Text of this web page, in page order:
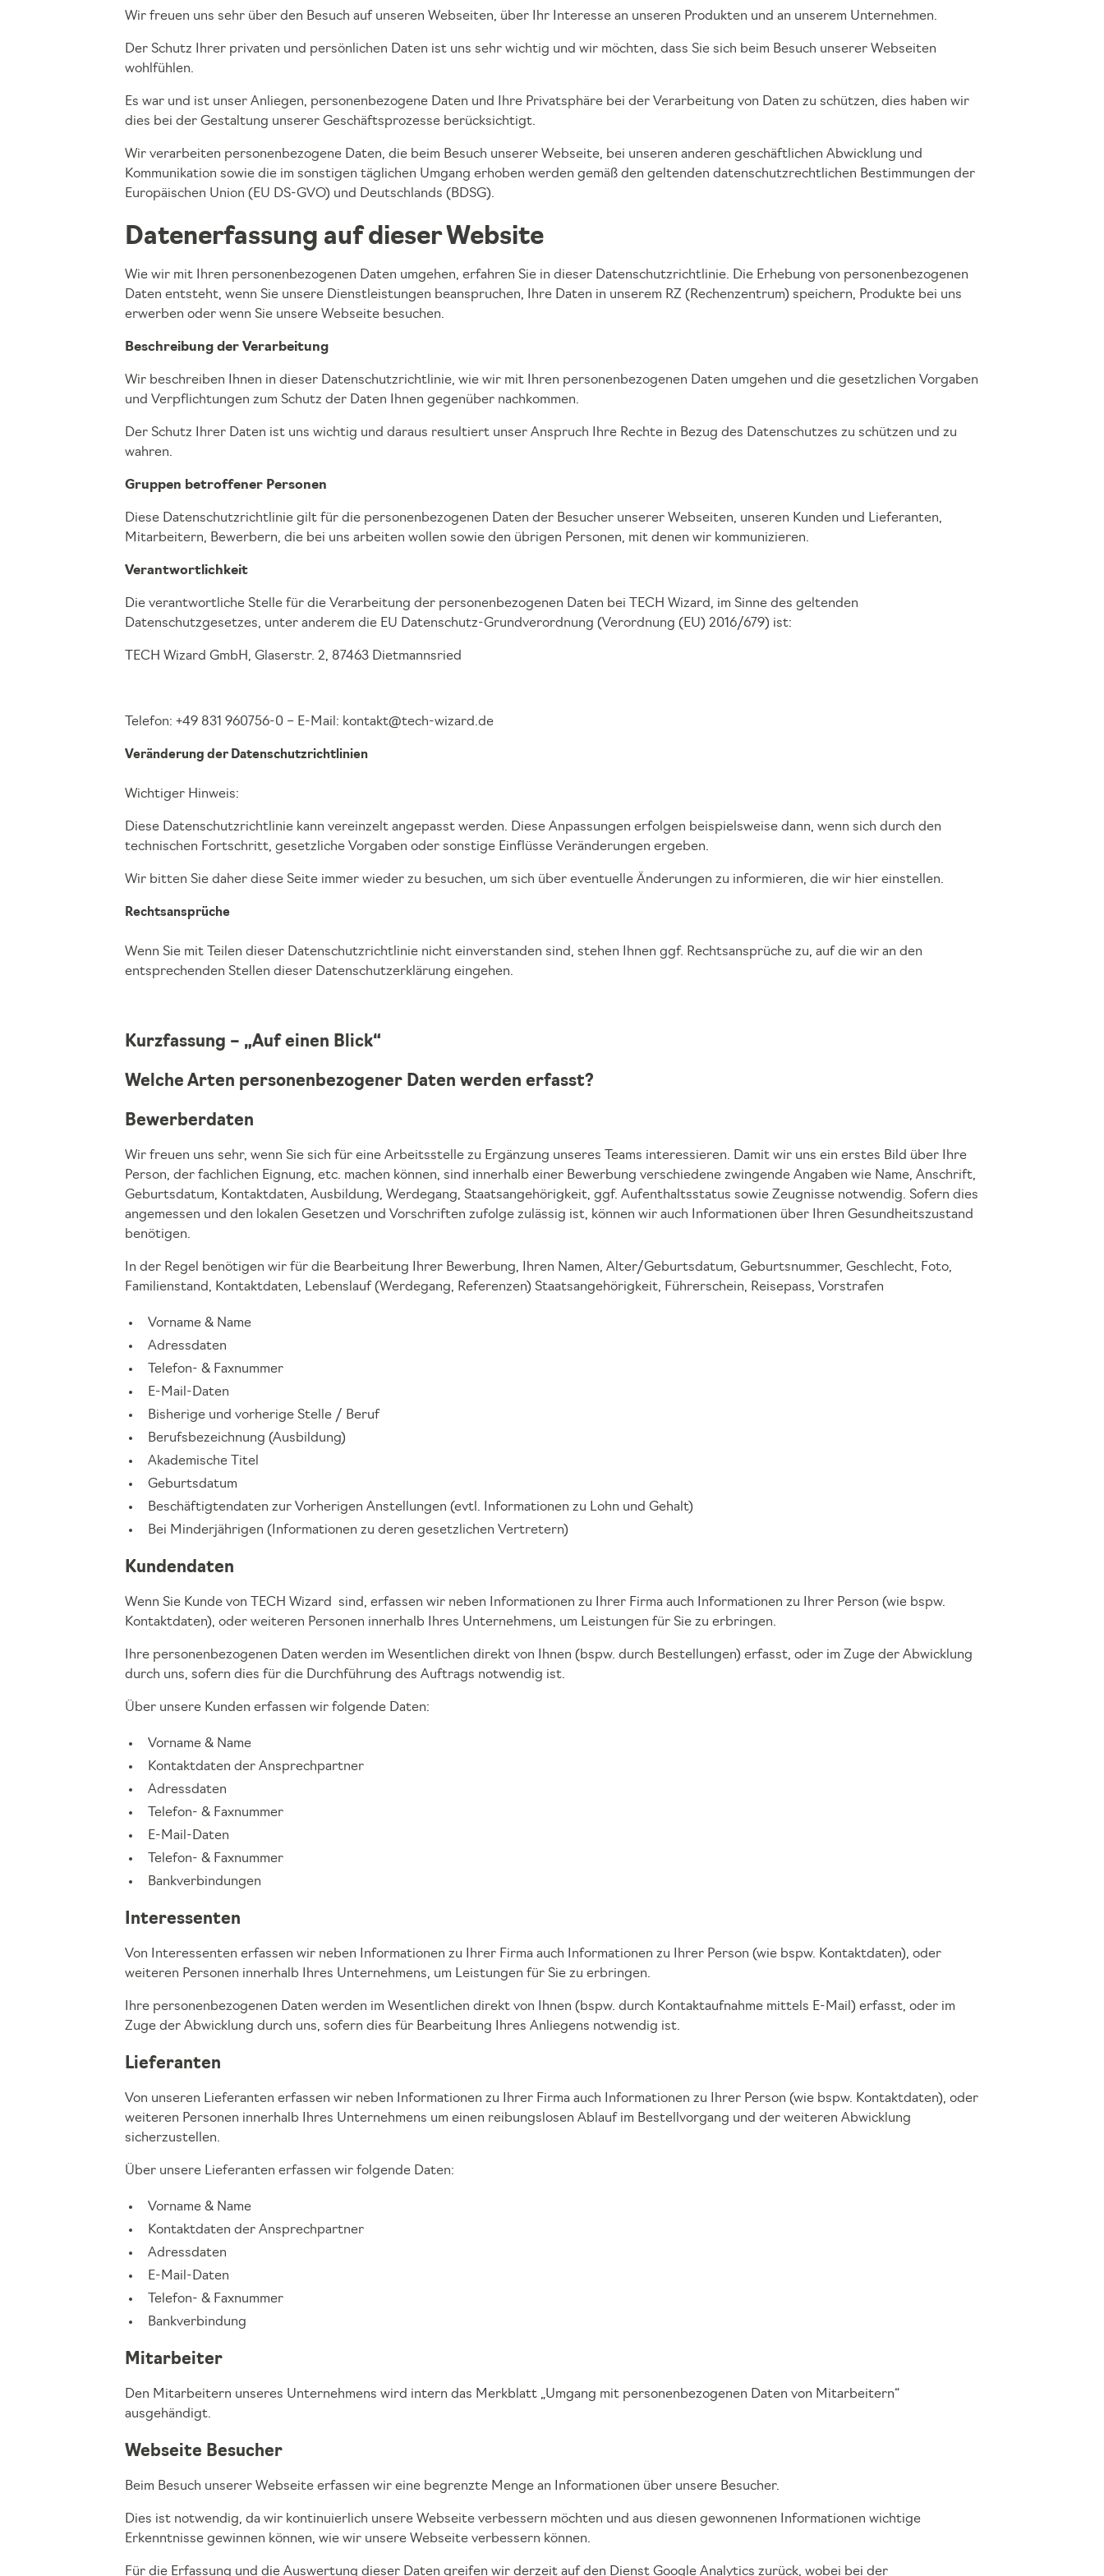
Wir freuen uns sehr über den Besuch auf unseren Webseiten, über Ihr Interesse an unseren Produkten und an unserem Unternehmen.
Der Schutz Ihrer privaten und persönlichen Daten ist uns sehr wichtig und wir möchten, dass Sie sich beim Besuch unserer Webseiten
wohlfühlen.
Es war und ist unser Anliegen, personenbezogene Daten und Ihre Privatsphäre bei der Verarbeitung von Daten zu schützen, dies haben wir
dies bei der Gestaltung unserer Geschäftsprozesse berücksichtigt.
Wir verarbeiten personenbezogene Daten, die beim Besuch unserer Webseite, bei unseren anderen geschäftlichen Abwicklung und
Kommunikation sowie die im sonstigen täglichen Umgang erhoben werden gemäß den geltenden datenschutzrechtlichen Bestimmungen der
Europäischen Union (EU DS-GVO) und Deutschlands (BDSG).
Datenerfassung auf dieser Website
Wie wir mit Ihren personenbezogenen Daten umgehen, erfahren Sie in dieser Datenschutzrichtlinie. Die Erhebung von personenbezogenen
Daten entsteht, wenn Sie unsere Dienstleistungen beanspruchen, Ihre Daten in unserem RZ (Rechenzentrum) speichern, Produkte bei uns
erwerben oder wenn Sie unsere Webseite besuchen.
Beschreibung der Verarbeitung
Wir beschreiben Ihnen in dieser Datenschutzrichtlinie, wie wir mit Ihren personenbezogenen Daten umgehen und die gesetzlichen Vorgaben
und Verpflichtungen zum Schutz der Daten Ihnen gegenüber nachkommen.
Der Schutz Ihrer Daten ist uns wichtig und daraus resultiert unser Anspruch Ihre Rechte in Bezug des Datenschutzes zu schützen und zu
wahren.
Gruppen betroffener Personen
Diese Datenschutzrichtlinie gilt für die personenbezogenen Daten der Besucher unserer Webseiten, unseren Kunden und Lieferanten,
Mitarbeitern, Bewerbern, die bei uns arbeiten wollen sowie den übrigen Personen, mit denen wir kommunizieren.
Verantwortlichkeit
Die verantwortliche Stelle für die Verarbeitung der personenbezogenen Daten bei TECH Wizard, im Sinne des geltenden
Datenschutzgesetzes, unter anderem die EU Datenschutz-Grundverordnung (Verordnung (EU) 2016/679) ist:
TECH Wizard GmbH, Glaserstr. 2, 87463 Dietmannsried
Telefon: +49 831 960756-0 – E-Mail: kontakt@tech-wizard.de
Veränderung der Datenschutzrichtlinien
Wichtiger Hinweis:
Diese Datenschutzrichtlinie kann vereinzelt angepasst werden. Diese Anpassungen erfolgen beispielsweise dann, wenn sich durch den
technischen Fortschritt, gesetzliche Vorgaben oder sonstige Einflüsse Veränderungen ergeben.
Wir bitten Sie daher diese Seite immer wieder zu besuchen, um sich über eventuelle Änderungen zu informieren, die wir hier einstellen.
Rechtsansprüche
Wenn Sie mit Teilen dieser Datenschutzrichtlinie nicht einverstanden sind, stehen Ihnen ggf. Rechtsansprüche zu, auf die wir an den
entsprechenden Stellen dieser Datenschutzerklärung eingehen.
Kurzfassung – „Auf einen Blick“
Welche Arten personenbezogener Daten werden erfasst?
Bewerberdaten
Wir freuen uns sehr, wenn Sie sich für eine Arbeitsstelle zu Ergänzung unseres Teams interessieren. Damit wir uns ein erstes Bild über Ihre
Person, der fachlichen Eignung, etc. machen können, sind innerhalb einer Bewerbung verschiedene zwingende Angaben wie Name, Anschrift,
Geburtsdatum, Kontaktdaten, Ausbildung, Werdegang, Staatsangehörigkeit, ggf. Aufenthaltsstatus sowie Zeugnisse notwendig. Sofern dies
angemessen und den lokalen Gesetzen und Vorschriften zufolge zulässig ist, können wir auch Informationen über Ihren Gesundheitszustand
benötigen.
In der Regel benötigen wir für die Bearbeitung Ihrer Bewerbung, Ihren Namen, Alter/Geburtsdatum, Geburtsnummer, Geschlecht, Foto,
Familienstand, Kontaktdaten, Lebenslauf (Werdegang, Referenzen) Staatsangehörigkeit, Führerschein, Reisepass, Vorstrafen
Vorname & Name
Adressdaten
Telefon- & Faxnummer
E-Mail-Daten
Bisherige und vorherige Stelle / Beruf
Berufsbezeichnung (Ausbildung)
Akademische Titel
Geburtsdatum
Beschäftigtendaten zur Vorherigen Anstellungen (evtl. Informationen zu Lohn und Gehalt)
Bei Minderjährigen (Informationen zu deren gesetzlichen Vertretern)
Kundendaten
Wenn Sie Kunde von TECH Wizard sind, erfassen wir neben Informationen zu Ihrer Firma auch Informationen zu Ihrer Person (wie bspw.
Kontaktdaten), oder weiteren Personen innerhalb Ihres Unternehmens, um Leistungen für Sie zu erbringen.
Ihre personenbezogenen Daten werden im Wesentlichen direkt von Ihnen (bspw. durch Bestellungen) erfasst, oder im Zuge der Abwicklung
durch uns, sofern dies für die Durchführung des Auftrags notwendig ist.
Über unsere Kunden erfassen wir folgende Daten:
Vorname & Name
Kontaktdaten der Ansprechpartner
Adressdaten
Telefon- & Faxnummer
E-Mail-Daten
Telefon- & Faxnummer
Bankverbindungen
Interessenten
Von Interessenten erfassen wir neben Informationen zu Ihrer Firma auch Informationen zu Ihrer Person (wie bspw. Kontaktdaten), oder
weiteren Personen innerhalb Ihres Unternehmens, um Leistungen für Sie zu erbringen.
Ihre personenbezogenen Daten werden im Wesentlichen direkt von Ihnen (bspw. durch Kontaktaufnahme mittels E-Mail) erfasst, oder im
Zuge der Abwicklung durch uns, sofern dies für Bearbeitung Ihres Anliegens notwendig ist.
Lieferanten
Von unseren Lieferanten erfassen wir neben Informationen zu Ihrer Firma auch Informationen zu Ihrer Person (wie bspw. Kontaktdaten), oder
weiteren Personen innerhalb Ihres Unternehmens um einen reibungslosen Ablauf im Bestellvorgang und der weiteren Abwicklung
sicherzustellen.
Über unsere Lieferanten erfassen wir folgende Daten:
Vorname & Name
Kontaktdaten der Ansprechpartner
Adressdaten
E-Mail-Daten
Telefon- & Faxnummer
Bankverbindung
Mitarbeiter
Den Mitarbeitern unseres Unternehmens wird intern das Merkblatt „Umgang mit personenbezogenen Daten von Mitarbeitern“
ausgehändigt.
Webseite Besucher
Beim Besuch unserer Webseite erfassen wir eine begrenzte Menge an Informationen über unsere Besucher.
Dies ist notwendig, da wir kontinuierlich unsere Webseite verbessern möchten und aus diesen gewonnenen Informationen wichtige
Erkenntnisse gewinnen können, wie wir unsere Webseite verbessern können.
Für die Erfassung und die Auswertung dieser Daten greifen wir derzeit auf den Dienst Google Analytics zurück, wobei bei der